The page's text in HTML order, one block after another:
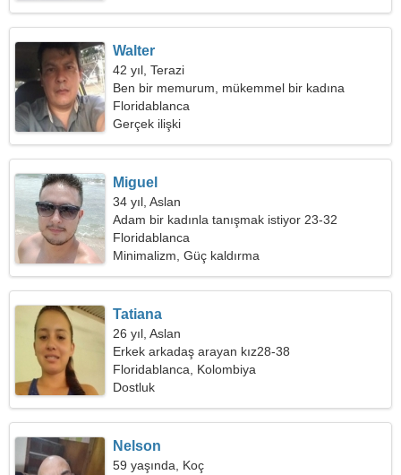
Walter
42 yıl, Terazi
Ben bir memurum, mükemmel bir kadına
ihtiyacım var
Floridablanca
Gerçek ilişki
Miguel
34 yıl, Aslan
Adam bir kadınla tanışmak istiyor 23-32
Floridablanca
Minimalizm, Güç kaldırma
Tatiana
26 yıl, Aslan
Erkek arkadaş arayan kız28-38
Floridablanca, Kolombiya
Dostluk
Nelson
59 yaşında, Koç